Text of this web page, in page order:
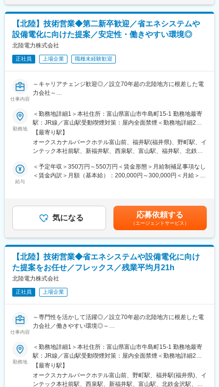
変更の範囲：会社の定める業務、なお、社内規則に基づき出向を
命じることがあり、その場合は出向先の定める業務
◇UIターン歓迎／入社の際の引越費用や移動費用は支給◎
◇社内規定に該当する場合寮や社宅へご入居可能◎
■就業時間補足：
・8:40～17:20（実働7時間40分）
・フレックスタイム勤務が可能です。
・下記交替勤務の可能性がございます。
＜交代勤務例（３交代勤務）＞
１直 00：00～08：15
３直 16：00～24：15
※上記は一例となっております。
部門・働き方により異なるため、ジョブマッチング面談内にて詳
細をお伝えします。
豊富な水資源を活用した高い水力比率を強みとし多種多様な電源
を開発した独自のエネルギーミックスで低廉な電力提供を可能と
【北陸】技術営業◆第二新卒歓迎／省エネシステムや
設備電化に向けた提案／安定性・働きやすい環境◎
北陸電力株式会社
正社員 上場企業 職種未経験歓迎
仕事内容
～キャリアチェンジ歓迎◎／設立70年超の北陸地方に根差した電
力会社～
■募集背景：
近年、企業の環境対応や持続可能な社会への貢献がますます重要
視される中、カーボンニュートラルの実現に向けた取り組みが加
速しています。
当社では、企業の脱炭素化を支援する各種サービスの提供やコン
サルティング業務を強化し、より多くのお客さまのニーズに応え
ていく必要があります。
これに伴い、技術的な知見と営業力を兼ね備え、企業のカーボン
い方のご応募をお待ちしています。
ティング業務を担当していただきます。
〇法人お客様（工場、ビル等）の施設・設備の技術営業
・「空調」「給湯」「厨房」などの設備電化に向けた技術提案
（機器選定、設計、制御、コスト試算などコンサルティング）
・省エネシステムの提案業務
（機器選定、設計、制御、コスト試算）
・設計、施工のマネジメント業務、立案
・これらの業務に関する指導、育成
企業のカーボンニュートラルや省エネルギー推進をサポートする
ことで、地域社会や産業の持続可能な発展に貢献することができ
ます。お客さまの課題解決に直接携わり、最新のエネルギー技術
やソリューションを提案することで、自身の専門性を高めながら
社会的意義の高い仕事に取り組むことができます。
勤務地
＜勤務地詳細1＞本社住所：富山県富山市牛島町15-1 勤務地最寄
駅：JR線／富山駅受動喫煙対策：屋内全面禁煙＜勤務地詳細2＞
福井支店住所：福井県福井市日之出1丁目4番1号 勤務地最寄駅：
JR線／福井駅受動喫煙対策：屋内全面禁煙＜勤務地詳細3＞石川
支店住所：石川県金沢市下本多町六番丁11番地 勤務地最寄駅：北
【最寄り駅】
オークスカナルパークホテル富山前、福井駅(福井県)、野町駅、イ
ンテック本社前駅、新福井駅、西泉駅、富山駅、福井駅、北鉄金
給与
＜予定年収＞350万円～550万円＜賃金形態＞月給制補足事項なし
＜賃金内訳＞月額（基本給）：200,000円～300,000円＜月給＞
通じて上下する可能性があります。月給(月額)は固定手当を含めた
表記です。気になる 応募依頼する
（エージェントサービス）
【北陸】技術営業◆省エネシステムや設備電化に向け
た提案をお任せ／フレックス／残業平均月21h
北陸電力株式会社
正社員 上場企業
仕事内容
～専門性を活かして活躍◎／設立70年超の北陸地方に根差した電
力会社／働きやすい環境◎～
■募集背景：
近年、企業の環境対応や持続可能な社会への貢献がますます重要
視される中、カーボンニュートラルの実現に向けた取り組みが加
速しています。
当社では、企業の脱炭素化を支援する各種サービスの提供やコン
勤務地
＜勤務地詳細1＞本社住所：富山県富山市牛島町15-1 勤務地最寄
駅：JR線／富山駅受動喫煙対策：屋内全面禁煙＜勤務地詳細2＞
石川支店住所：石川県金沢市下本多町六番丁11番地 勤務地最寄
駅：北鉄石川線／野町駅受動喫煙対策：屋内全面禁煙＜勤務地詳
細3＞福井支店住所：福井県福井市日之出1丁目4番1号 勤務地最寄
【最寄り駅】
オークスカナルパークホテル富山前、野町駅、福井駅(福井県)、イ
ンテック本社前駅、西泉駅、新福井駅、富山駅、北鉄金沢駅、福